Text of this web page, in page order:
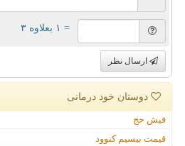
= ۱ بعلاوه ۳
ارسال نظر
دوستان خود درمانی
فیش حج
قیمت بیسیم کنوود